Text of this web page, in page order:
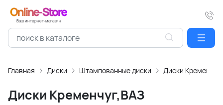
Ваш интернет-магазин
Главная Диски Штампованные диски Диски
Диски Кременчуг,ВАЗ